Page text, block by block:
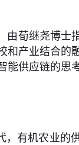
由荀继尧博士
和产业结合的
能供应链的思
有机农业的